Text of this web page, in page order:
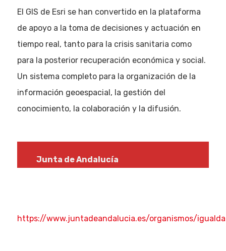
El GIS de Esri se han convertido en la plataforma
de apoyo a la toma de decisiones y actuación en
tiempo real, tanto para la crisis sanitaria como
para la posterior recuperación económica y social.
Un sistema completo para la organización de la
información geoespacial, la gestión del
conocimiento, la colaboración y la difusión.
Junta de Andalucía
https://www.juntadeandalucia.es/organismos/